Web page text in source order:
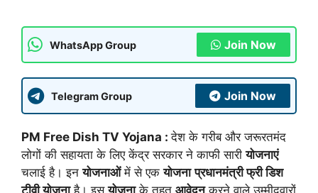
WhatsApp Group Join Now
Telegram Group Join Now
PM Free Dish TV Yojana :देश के गरीब और जरूरतमंद
लोगों की सहायता के लिए केंद्र सरकार ने काफी सारीयोजनाएं
चलाई है। इनयोजनाओंमें से एकयोजना प्रधानमंत्री फ्री डिश